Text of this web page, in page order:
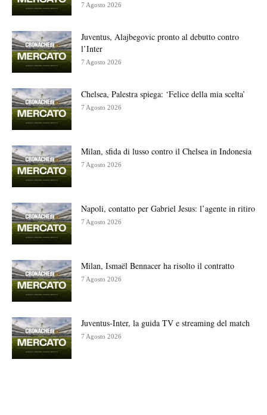
7 Agosto 2026
Juventus, Alajbegovic pronto al debutto contro
l’Inter
7 Agosto 2026
Chelsea, Palestra spiega: ‘Felice della mia scelta’
7 Agosto 2026
Milan, sfida di lusso contro il Chelsea in Indonesia
7 Agosto 2026
Napoli, contatto per Gabriel Jesus: l’agente in ritiro
7 Agosto 2026
Milan, Ismaël Bennacer ha risolto il contratto
7 Agosto 2026
Juventus-Inter, la guida TV e streaming del match
7 Agosto 2026